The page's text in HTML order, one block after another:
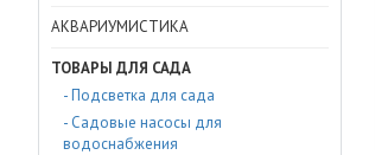
АКВАРИУМИСТИКА
ТОВАРЫ ДЛЯ САДА
- Подсветка для сада
- Садовые насосы для
водоснабжения